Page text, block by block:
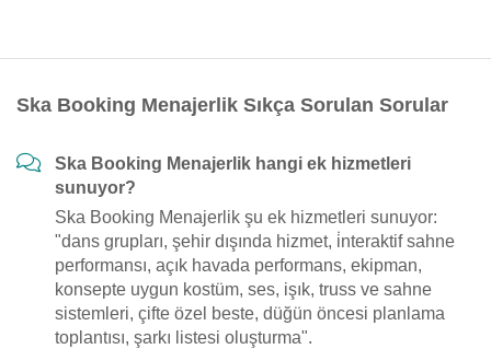
Ska Booking Menajerlik Sıkça Sorulan Sorular
Ska Booking Menajerlik hangi ek hizmetleri
sunuyor?
Ska Booking Menajerlik şu ek hizmetleri sunuyor:
"dans grupları, şehir dışında hizmet, i̇nteraktif sahne
performansı, açık havada performans, ekipman,
konsepte uygun kostüm, ses, işık, truss ve sahne
sistemleri, çifte özel beste, düğün öncesi planlama
toplantısı, şarkı listesi oluşturma".